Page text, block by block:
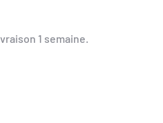
1 semaine